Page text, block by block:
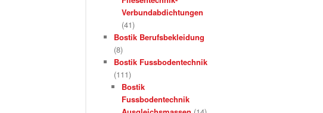
Verbundabdichtungen
(41)
Bostik Berufsbekleidung
(8)
Bostik Fussbodentechnik
(111)
Bostik
Fussbodentechnik